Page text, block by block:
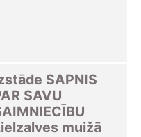
SAPNIS
SAVU
muižā